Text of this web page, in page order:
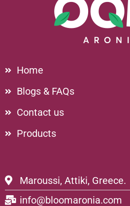
Home
Blogs & FAQs
Contact us
Products
Maroussi, Attiki, Greece.
info@bloomaronia.com